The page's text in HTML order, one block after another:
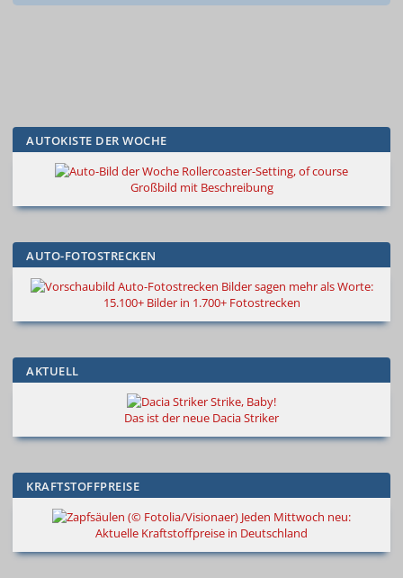
AUTOKISTE DER WOCHE
Rollercoaster-Setting, of course
Großbild mit Beschreibung
AUTO-FOTOSTRECKEN
Bilder sagen mehr als Worte:
15.100+ Bilder in 1.700+ Fotostrecken
AKTUELL
Strike, Baby!
Das ist der neue Dacia Striker
KRAFTSTOFFPREISE
Jeden Mittwoch neu:
Aktuelle Kraftstoffpreise in Deutschland